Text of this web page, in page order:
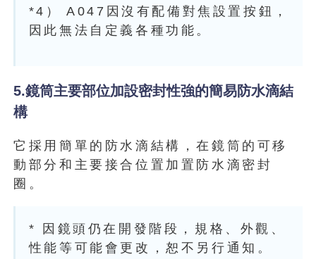
*4） A047因沒有配備對焦設置按鈕，
因此無法自定義各種功能。
5.鏡筒主要部位加設密封性強的簡易防水滴結
構
它採用簡單的防水滴結構，在鏡筒的可移
動部分和主要接合位置加置防水滴密封
圈。
* 因鏡頭仍在開發階段，規格、外觀、
性能等可能會更改，恕不另行通知。